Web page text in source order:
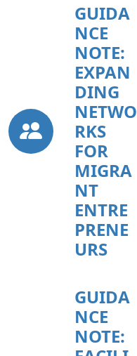
GUIDA
NCE
NOTE:
EXPAN
DING
NETWO
RKS
FOR
MIGRA
NT
ENTRE
PRENE
URS
GUIDA
NCE
NOTE: